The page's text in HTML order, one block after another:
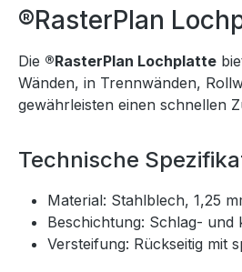
®RasterPlan
Die ®RasterPlan Lochplatte
Wänden, in Trennwänden,
gewährleisten einen schnellen
Technische
Material: Stahlblech, 1,25
Beschichtung: Schlag-
Versteifung: Rückseitig mit